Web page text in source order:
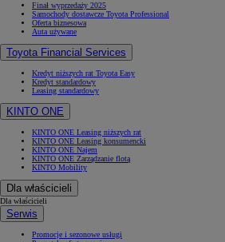
Finał wyprzedaży 2025
Samochody dostawcze Toyota Professional
Oferta biznesowa
Auta używane
Toyota Financial Services
Kredyt niższych rat Toyota Easy
Kredyt standardowy
Leasing standardowy
KINTO ONE
KINTO ONE Leasing niższych rat
KINTO ONE Leasing konsumencki
KINTO ONE Najem
KINTO ONE Zarządzanie flotą
KINTO Mobility
Dla właścicieli
Dla właścicieli
Serwis
Promocje i sezonowe usługi